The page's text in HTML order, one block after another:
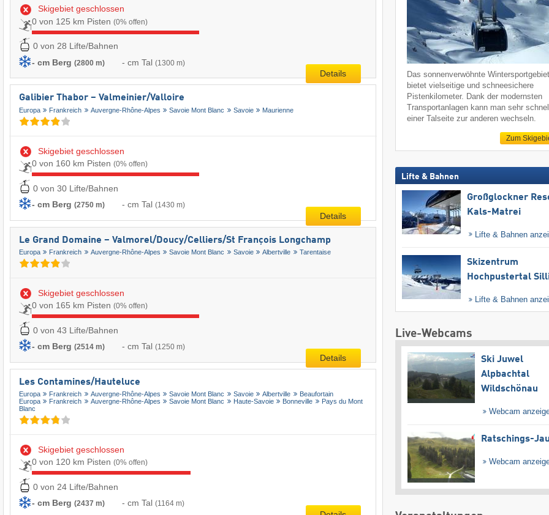
Skigebiet geschlossen
0 von 125 km Pisten (0% offen)
0 von 28 Lifte/Bahnen
- cm Berg (2800 m) - cm Tal (1300 m)
Details
Galibier Thabor – Valmeinier/​Valloire
Europa Frankreich Auvergne-Rhône-Alpes Savoie Mont Blanc Savoie Maurienne
Skigebiet geschlossen
0 von 160 km Pisten (0% offen)
0 von 30 Lifte/Bahnen
- cm Berg (2750 m) - cm Tal (1430 m)
Details
Le Grand Domaine – Valmorel/​Doucy/​Celliers/​St François Longchamp
Europa Frankreich Auvergne-Rhône-Alpes Savoie Mont Blanc Savoie Albertville Tarentaise
Skigebiet geschlossen
0 von 165 km Pisten (0% offen)
0 von 43 Lifte/Bahnen
- cm Berg (2514 m) - cm Tal (1250 m)
Details
Les Contamines/​Hauteluce
Europa Frankreich Auvergne-Rhône-Alpes Savoie Mont Blanc Savoie Albertville
Beaufortain
Europa
Frankreich Auvergne-Rhône-Alpes Savoie Mont Blanc Haute-Savoie Bonneville
Pays du Mont
Blanc
Skigebiet geschlossen
0 von 120 km Pisten (0% offen)
0 von 24 Lifte/Bahnen
- cm Berg (2437 m) - cm Tal (1164 m)
Das sonnenverwöhnte
bietet vielseitige und schneesichere
Pistenkilometer. Dank der modernsten
Transportanlagen kann man sehr
einer Talseite zur anderen wechseln.
Zum
Lifte & Bahnen
Großglockner
Kals-Matrei
Lifte & Bahnen
Skizentrum
Hochpustertal
Lifte & Bahnen
Live-Webcams
Ski Juwel
Alpbachtal
Wildschönau
Webcam
Ratschings-
Webcam